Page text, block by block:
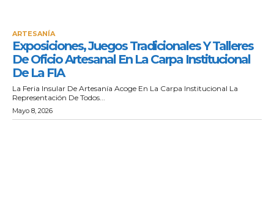
ARTESANÍA
Exposiciones, Juegos Tradicionales Y Talleres
De Oficio Artesanal En La Carpa Institucional
De La FIA
La Feria Insular De Artesanía Acoge En La Carpa Institucional La
Representación De Todos...
Mayo 8, 2026